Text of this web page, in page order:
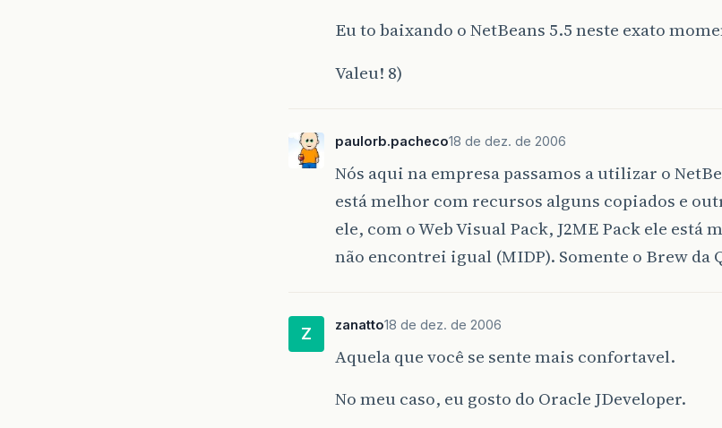
Eu to baixando o NetBeans 5.5 neste exato
Valeu! 8)
paulorb.pacheco18 de dez. de 2006
Nós aqui na empresa passamos a utilizar o
está melhor com recursos alguns copiados e
ele, com o Web Visual Pack, J2ME Pack ele está
não encontrei igual (MIDP). Somente o Brew da
Z zanatto18 de dez. de 2006
Aquela que você se sente mais confortavel.
No meu caso, eu gosto do Oracle JDeveloper.